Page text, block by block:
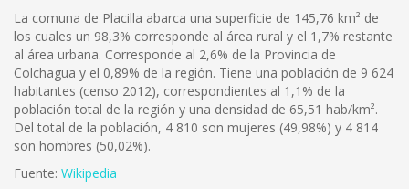
La comuna de Placilla abarca una superficie de 145,76 km² de
los cuales un 98,3% corresponde al área rural y el 1,7% restante
al área urbana. Corresponde al 2,6% de la Provincia de
Colchagua y el 0,89% de la región. Tiene una población de 9 624
habitantes (censo 2012), correspondientes al 1,1% de la
población total de la región y una densidad de 65,51 hab/km².
Del total de la población, 4 810 son mujeres (49,98%) y 4 814
son hombres (50,02%).
Fuente: Wikipedia